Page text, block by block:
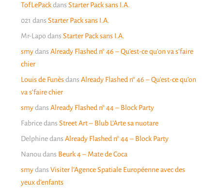
TofLePackdans Starter Pack sans I.A.
021 dans Starter Pack sans I.A.
Mr-Lapo dans Starter Pack sans I.A.
smydans Already Flashed n° 46 – Qu’est-ce qu’on va s’faire
chier
Louis de Funèsdans Already Flashed n° 46 – Qu’est-ce qu’on
va s’faire chier
smydans Already Flashed n° 44 – Block Party
Fabricedans Street Art – Blub L’Arte sa nuotare
Delphinedans Already Flashed n° 44 – Block Party
Nanou dans Beurk 4 – Mate de Coca
smydans Visiter l’Agence Spatiale Européenne avec des
yeux d’enfants